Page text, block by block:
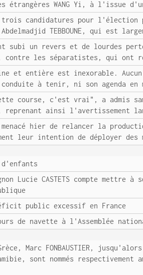
étrangères WANG Yi, à l'issue
candidatures pour l'élection
TEBBOUNE, qui est
subi un revers et de lourdes
contre les séparatistes, qui ont
et entière est inexorable. Aucun
à tenir, ni son agenda en
course, c'est vrai", a admis
reprenant ainsi l'avertissement
hier de relancer la
leur intention de déployer des
Lucie CASTETS compte mettre
public excessif en France
de navette à l'Assemblée
Marc FONBAUSTIER,
sont nommés respectivement